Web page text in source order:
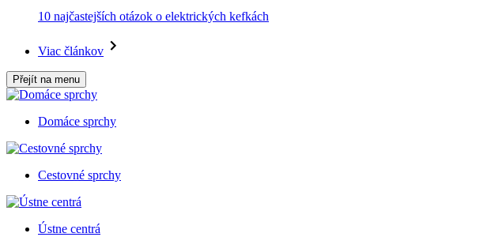
10 najčastejších otázok o elektrických kefkách
Viac článkov
Přejít na menu
Domáce sprchy
Cestovné sprchy
Ústne centrá